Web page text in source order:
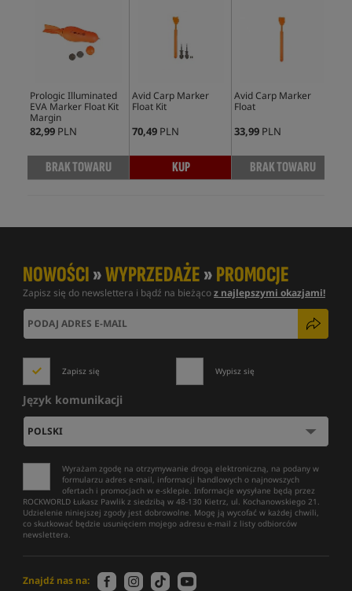
Prologic Illuminated
EVA Marker Float Kit
Margin
82,99 PLN
BRAK TOWARU
Avid Carp Marker
Float Kit
70,49 PLN
KUP
Avid Carp Marker
Float
33,99 PLN
BRAK TOWARU
NOWOŚCI»WYPRZEDAŻE»PROMOCJE
Zapisz się do newslettera i bądź na bieżącoz najlepszymi okazjami!
Zapisz się Wypisz się
Język komunikacji
Wyrażam zgodę na otrzymywanie drogą elektroniczną, na podany w
formularzu adres e-mail, informacji handlowych o najnowszych
ofertach i promocjach w e-sklepie. Informacje wysyłane będą przez
ROCKWORLD Łukasz Pawlik z siedzibą w 48-130 Kietrz, ul. Kochanowskiego 21.
Udzielenie niniejszej zgody jest dobrowolne. Mogę ją wycofać w każdej chwili,
co skutkować będzie usunięciem mojego adresu e-mail z listy odbiorców
newslettera.
Znajdź nas na: